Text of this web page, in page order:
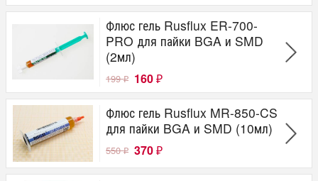
Флюс гель Rusflux ER-700-
PRO для пайки BGA и SMD
(2мл)
199₽ 160 ₽
Флюс гель Rusflux MR-850-CS
для пайки BGA и SMD (10мл)
550₽ 370 ₽